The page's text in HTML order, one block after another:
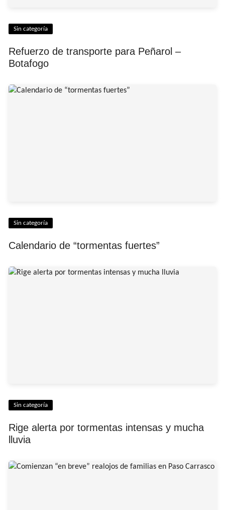
Sin categoría
Refuerzo de transporte para Peñarol –
Botafogo
Sin categoría
Calendario de “tormentas fuertes”
Sin categoría
Rige alerta por tormentas intensas y mucha
lluvia